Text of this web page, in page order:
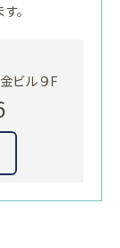
。
ビル９F